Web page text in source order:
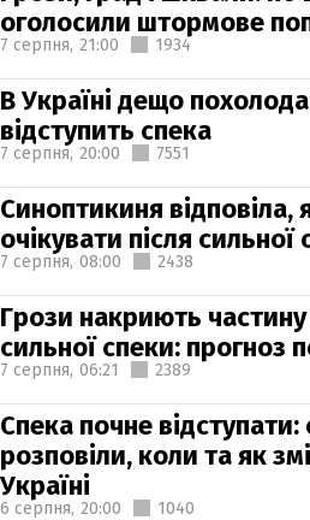
оголосили штормове
7 серпня, 21:00 1934
В Україні дещо
відступить спека
7 серпня, 20:00 7551
Синоптикиня відповіла,
очікувати після сильної
7 серпня, 08:00 2438
Грози накриють частину
сильної спеки: прогноз
7 серпня, 06:21 2389
Спека почне
розповіли, коли та як
Україні
6 серпня, 20:00 1040